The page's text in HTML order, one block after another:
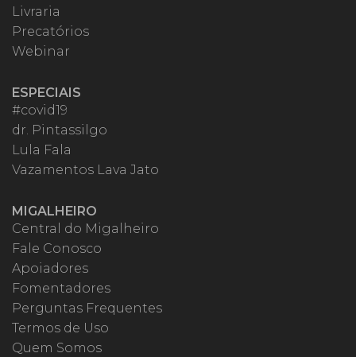
Livraria
Precatórios
Webinar
ESPECIAIS
#covid19
dr. Pintassilgo
Lula Fala
Vazamentos Lava Jato
MIGALHEIRO
Central do Migalheiro
Fale Conosco
Apoiadores
Fomentadores
Perguntas Frequentes
Termos de Uso
Quem Somos